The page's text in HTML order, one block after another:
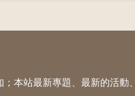
本站最新專題、最新的活動